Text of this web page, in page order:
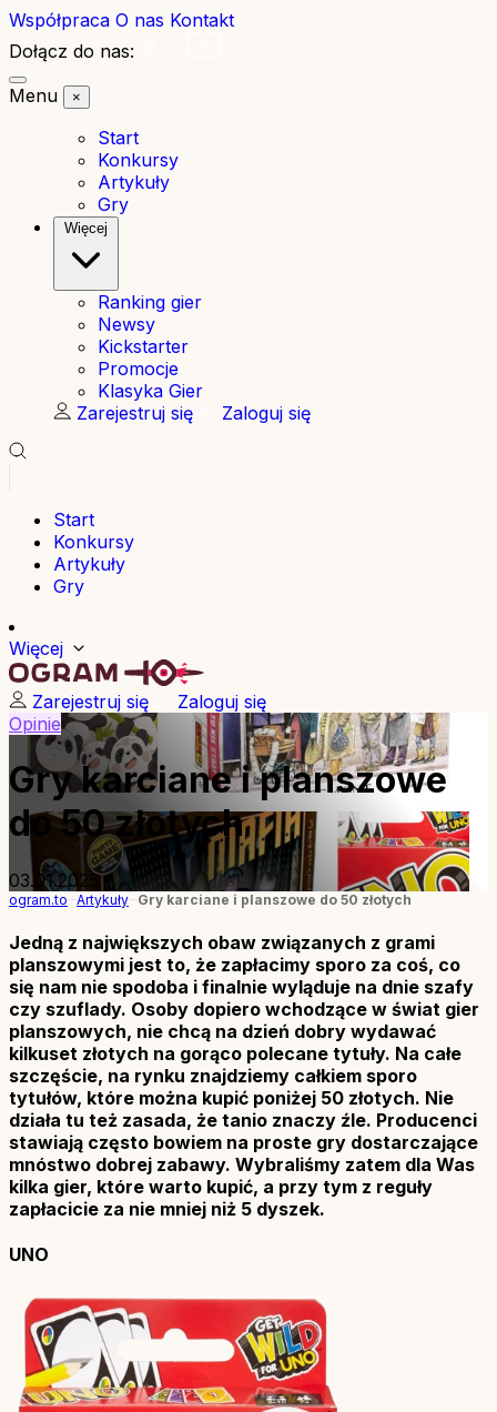
Współpraca O nas Kontakt
Dołącz do nas:
Menu
×
Start
Konkursy
Artykuły
Gry
Więcej
Ranking gier
Newsy
Kickstarter
Promocje
Klasyka Gier
Zarejestruj się
Zaloguj się
Start
Konkursy
Artykuły
Gry
Więcej
Zarejestruj się
Zaloguj się
Opinie
Gry karciane i planszowe
do 50 złotych
03.01.2025
ogram.to Artykuły Gry karciane i planszowe do 50 złotych
Jedną z największych obaw związanych z grami
planszowymi jest to, że zapłacimy sporo za coś, co
się nam nie spodoba i finalnie wyląduje na dnie szafy
czy szuflady. Osoby dopiero wchodzące w świat gier
planszowych, nie chcą na dzień dobry wydawać
kilkuset złotych na gorąco polecane tytuły. Na całe
szczęście, na rynku znajdziemy całkiem sporo
tytułów, które można kupić poniżej 50 złotych. Nie
działa tu też zasada, że tanio znaczy źle. Producenci
stawiają często bowiem na proste gry dostarczające
mnóstwo dobrej zabawy. Wybraliśmy zatem dla Was
kilka gier, które warto kupić, a przy tym z reguły
zapłacicie za nie mniej niż 5 dyszek.
UNO